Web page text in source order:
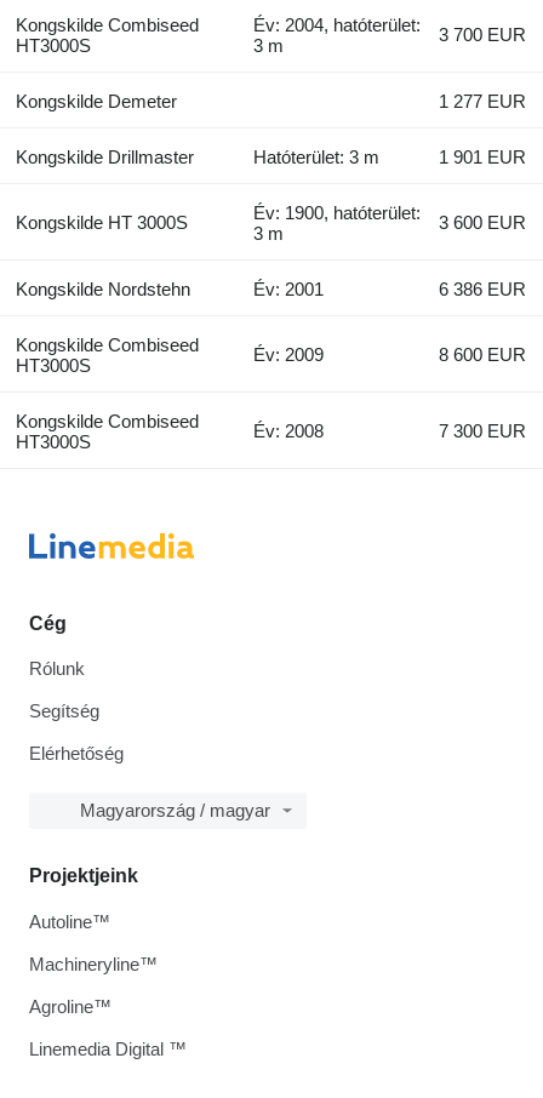
Kongskilde Combiseed
HT3000S
Év: 2004, hatóterület:
3 m
3 700 EUR
Kongskilde Demeter 1 277 EUR
Kongskilde Drillmaster Hatóterület: 3 m 1 901 EUR
Kongskilde HT 3000S
Év: 1900, hatóterület:
3 m
3 600 EUR
Kongskilde Nordstehn Év: 2001 6 386 EUR
Kongskilde Combiseed
HT3000S
Év: 2009 8 600 EUR
Kongskilde Combiseed
HT3000S
Év: 2008 7 300 EUR
Cég
Rólunk
Segítség
Elérhetőség
Magyarország / magyar
Projektjeink
Autoline™
Machineryline™
Agroline™
Linemedia Digital ™